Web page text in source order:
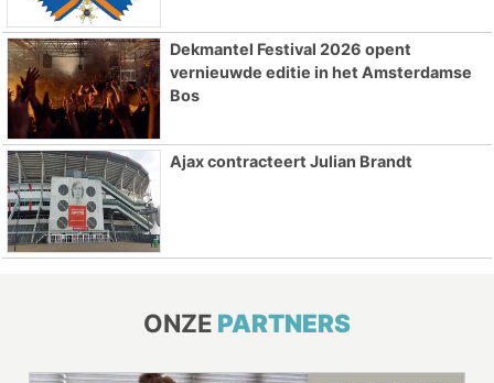
Dekmantel Festival 2026 opent
vernieuwde editie in het Amsterdamse
Bos
Ajax contracteert Julian Brandt
ONZE PARTNERS